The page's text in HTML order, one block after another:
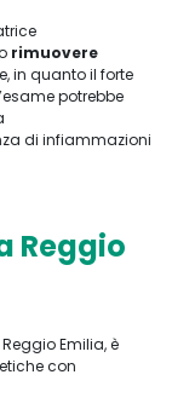
rimuovere
in quanto il forte
potrebbe
di infiammazioni
Reggio
Emilia, è
con